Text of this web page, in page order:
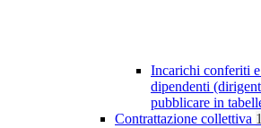
Incarichi conferiti
dipendenti
pubblicare in
Contrattazione collettiva 1